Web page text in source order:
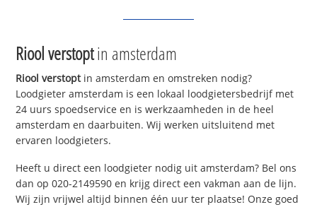
Riool verstoptin amsterdam
Riool verstoptin amsterdam en omstreken nodig?
Loodgieter amsterdam is een lokaal loodgietersbedrijf met
24 uurs spoedservice en is werkzaamheden in de heel
amsterdam en daarbuiten. Wij werken uitsluitend met
ervaren loodgieters.
Heeft u direct een loodgieter nodig uit amsterdam? Bel ons
dan op 020-2149590 en krijg direct een vakman aan de lijn.
Wij zijn vrijwel altijd binnen één uur ter plaatse! Onze goed